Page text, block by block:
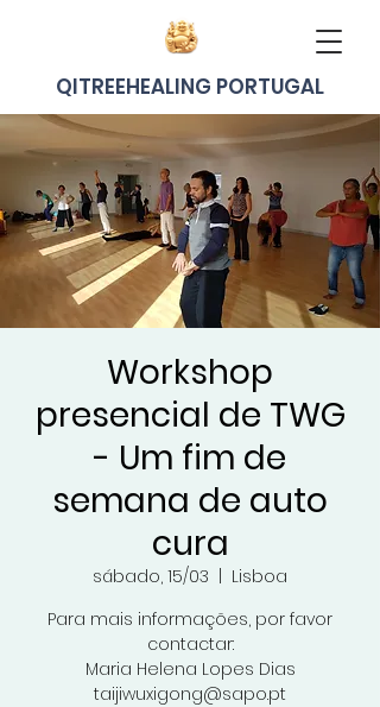
QITREEHEALING PORTUGAL
Workshop
presencial de TWG
- Um fim de
semana de auto
cura
sábado, 15/03
Lisboa
Para mais informações, por favor
contactar:
Maria Helena Lopes Dias
taijiwuxigong@sapo.pt